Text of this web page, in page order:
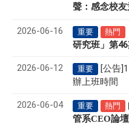
聲 ： 感念校
2026-06-16 重要 熱門
研究班」第
2026-06-12 重要
[公告
辦上班時間
2026-06-04 重要 熱門
管系CEO論